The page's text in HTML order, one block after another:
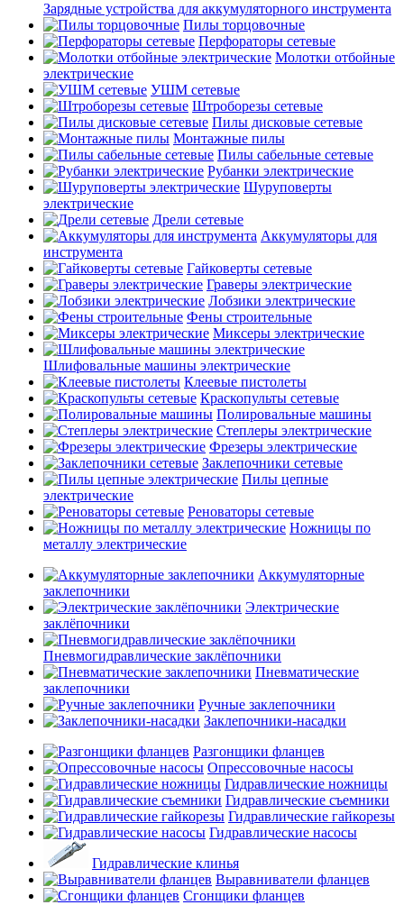
Зарядные устройства для аккумуляторного инструмента
Пилы торцовочные
Перфораторы сетевые
Молотки отбойные
электрические
УШМ сетевые
Штроборезы сетевые
Пилы дисковые сетевые
Монтажные пилы
Пилы сабельные сетевые
Рубанки электрические
Шуруповерты
электрические
Дрели сетевые
Аккумуляторы для
инструмента
Гайковерты сетевые
Граверы электрические
Лобзики электрические
Фены строительные
Миксеры электрические
Шлифовальные машины электрические
Клеевые пистолеты
Краскопульты сетевые
Полировальные машины
Степлеры электрические
Фрезеры электрические
Заклепочники сетевые
Пилы цепные
электрические
Реноваторы сетевые
Ножницы по
металлу электрические
Аккумуляторные
заклепочники
Электрические
заклёпочники
Пневмогидравлические заклёпочники
Пневматические
заклепочники
Ручные заклепочники
Заклепочники-насадки
Разгонщики фланцев
Опрессовочные насосы
Гидравлические ножницы
Гидравлические съемники
Гидравлические гайкорезы
Гидравлические насосы
Гидравлические клинья
Выравниватели фланцев
Сгонщики фланцев